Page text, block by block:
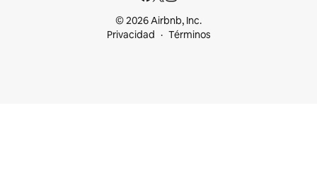
© 2026 Airbnb, Inc.
Privacidad
Términos